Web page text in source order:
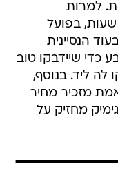
למרות
שהחברה מבטיחה עמידות ל- 24 שעות, בפועל
מ 5 שעות. בעוד הנסיינית
כדי שיידבקו טוב
לה ליד. בנוסף,
יקר ובאמת מזכיר מחיר
מחזיק על